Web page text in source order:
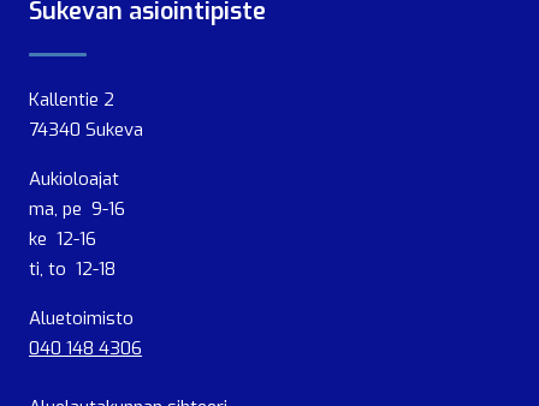
Sukevan asiointipiste
Kallentie 2
74340 Sukeva
Aukioloajat
ma, pe 9-16
ke 12-16
ti, to 12-18
Aluetoimisto
040 148 4306